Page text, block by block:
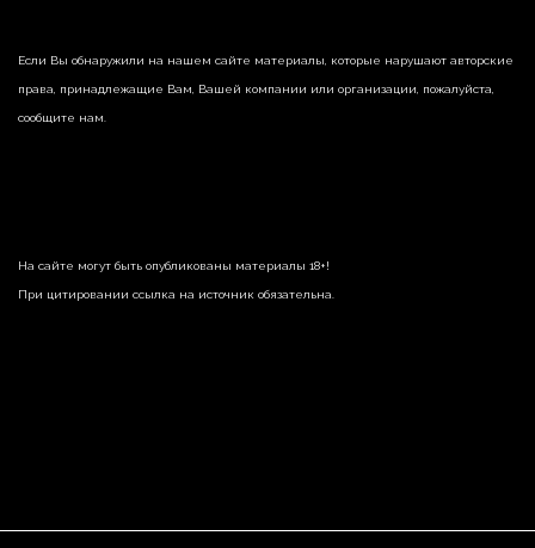
Если Вы обнаружили на нашем сайте материалы, которые нарушают авторские
права, принадлежащие Вам, Вашей компании или организации, пожалуйста,
сообщите нам.
На сайте могут быть опубликованы материалы 18+!
При цитировании ссылка на источник обязательна.